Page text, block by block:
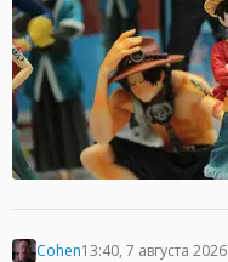
Cohen13:40, 7 августа 2026